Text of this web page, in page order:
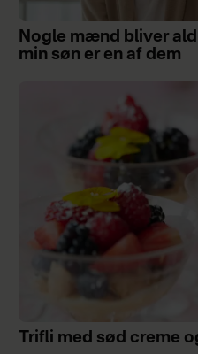
Nogle mænd bliver
min søn er en af dem
Trifli med sød creme